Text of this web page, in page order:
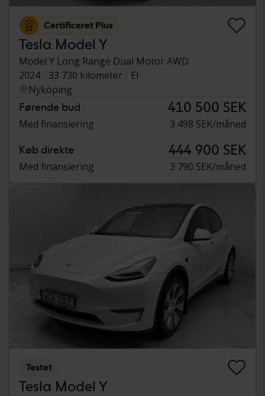
Certificeret Plus
Tesla Model Y
Model Y Long Range Dual Motor AWD
2024
33 730 kilometer
El
Nyköping
Førende bud 410 500 SEK
Med finansiering 3 498 SEK/måned
Køb direkte 444 900 SEK
Med finansiering 3 790 SEK/måned
Testet
Tesla Model Y